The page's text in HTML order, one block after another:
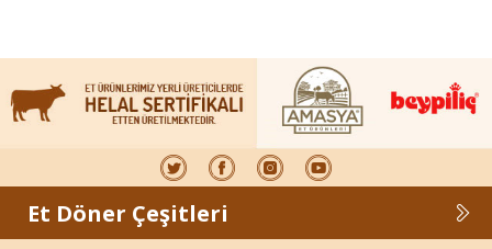
Et Döner Çeşitleri